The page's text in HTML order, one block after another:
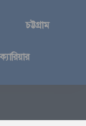
চট্টগ্রাম